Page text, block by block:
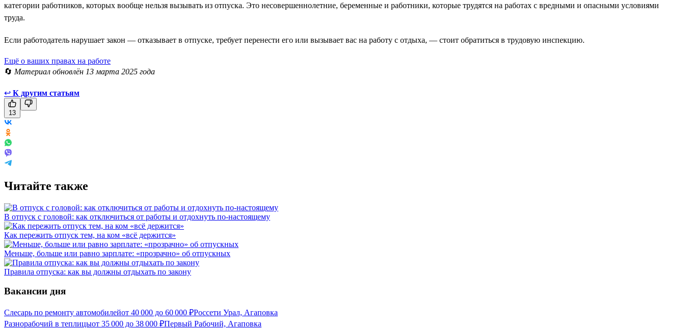
категории работников, которых вообще нельзя вызывать из отпуска. Это несовершеннолетние, беременные и работники, которые трудятся на работах с вредными и опасными условиями
труда.
Если работодатель нарушает закон — отказывает в отпуске, требует перенести его или вызывает вас на работу с отдыха, — стоит обратиться в трудовую инспекцию.
Ещё о ваших правах на работе
🔄 Материал обновлён 13 марта 2025 года
↩ К другим статьям
13
Читайте также
В отпуск с головой: как отключиться от работы и отдохнуть по-настоящему
Как пережить отпуск тем, на ком «всё держится»
Меньше, больше или равно зарплате: «прозрачно» об отпускных
Правила отпуска: как вы должны отдыхать по закону
Вакансии дня
Слесарь по ремонту автомобилейот 40 000 до 60 000 ₽Россети Урал, Агаповка
Разнорабочий в теплицыот 35 000 до 38 000 ₽Первый Рабочий, Агаповка